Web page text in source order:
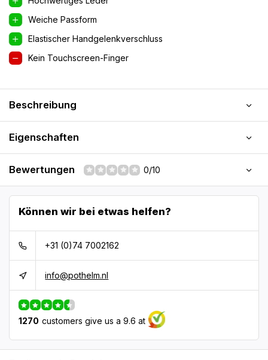
Weiche Passform
Elastischer Handgelenkverschluss
Kein Touchscreen-Finger
Beschreibung
Eigenschaften
Bewertungen 0/10
Können wir bei etwas helfen?
+31 (0)74 7002162
info@pothelm.nl
1270 customers give us a 9.6 at